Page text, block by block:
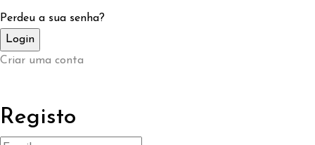
Perdeu a sua senha?
Criar uma conta
Registo